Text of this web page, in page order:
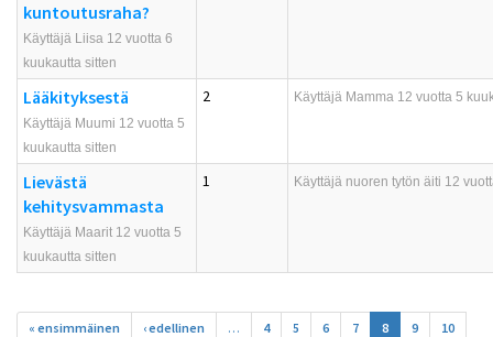
kuntoutusraha?
Käyttäjä Liisa 12 vuotta 6
kuukautta sitten
Lääkityksestä
Käyttäjä Muumi 12 vuotta 5
kuukautta sitten
2 Käyttäjä Mamma 12 vuotta 5
Lievästä
kehitysvammasta
Käyttäjä Maarit 12 vuotta 5
kuukautta sitten
1 Käyttäjä nuoren tytön äiti 12
Sivut
« ensimmäinen ‹ edellinen … 4 5 6 7 8 9
10